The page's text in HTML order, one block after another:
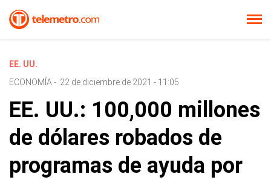
EE. UU.
ECONOMÍA - 22 de diciembre de 2021 - 11:05
EE. UU.: 100,000 millones
de dólares robados de
programas de ayuda por